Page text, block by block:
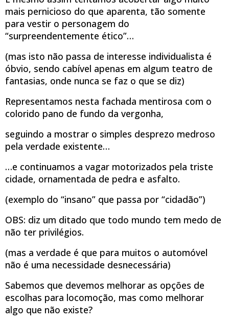
mais pernicioso do que aparenta, tão somente
para vestir o personagem do
“surpreendentemente ético”…
(mas isto não passa de interesse individualista é
óbvio, sendo cabível apenas em algum teatro de
fantasias, onde nunca se faz o que se diz)
Representamos nesta fachada mentirosa com o
colorido pano de fundo da vergonha,
seguindo a mostrar o simples desprezo medroso
pela verdade existente…
…e continuamos a vagar motorizados pela triste
cidade, ornamentada de pedra e asfalto.
(exemplo do “insano” que passa por “cidadão”)
OBS: diz um ditado que todo mundo tem medo de
não ter privilégios.
(mas a verdade é que para muitos o automóvel
não é uma necessidade desnecessária)
Sabemos que devemos melhorar as opções de
escolhas para locomoção, mas como melhorar
algo que não existe?